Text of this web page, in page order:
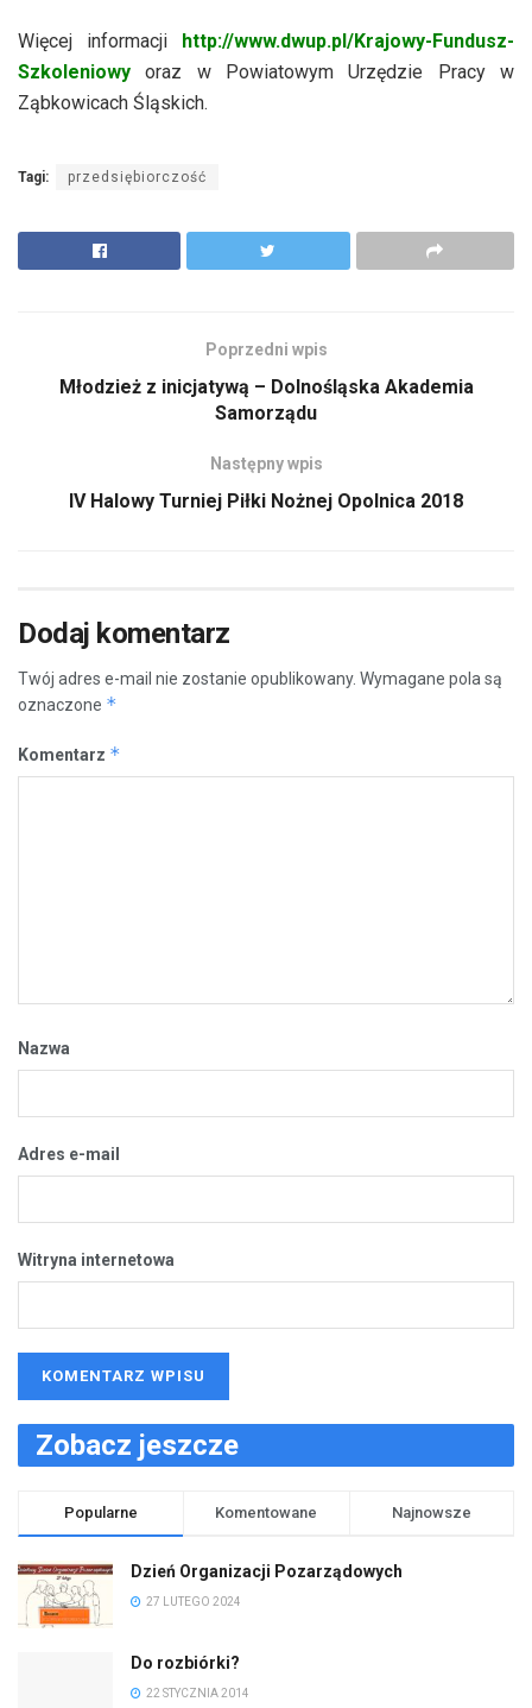
Więcej informacji http://www.dwup.pl/Krajowy-Fundusz-
Szkoleniowy
oraz w Powiatowym Urzędzie Pracy w
Ząbkowicach Śląskich.
Tagi: przedsiębiorczość
Poprzedni wpis
Młodzież z inicjatywą – Dolnośląska Akademia
Samorządu
Następny wpis
IV Halowy Turniej Piłki Nożnej Opolnica 2018
Dodaj komentarz
Twój adres e-mail nie zostanie opublikowany. Wymagane pola są
oznaczone *
Komentarz *
Nazwa
Adres e-mail
Witryna internetowa
Zobacz jeszcze
Popularne Komentowane Najnowsze
Dzień Organizacji Pozarządowych
27 LUTEGO 2024
Do rozbiórki?
22 STYCZNIA 2014